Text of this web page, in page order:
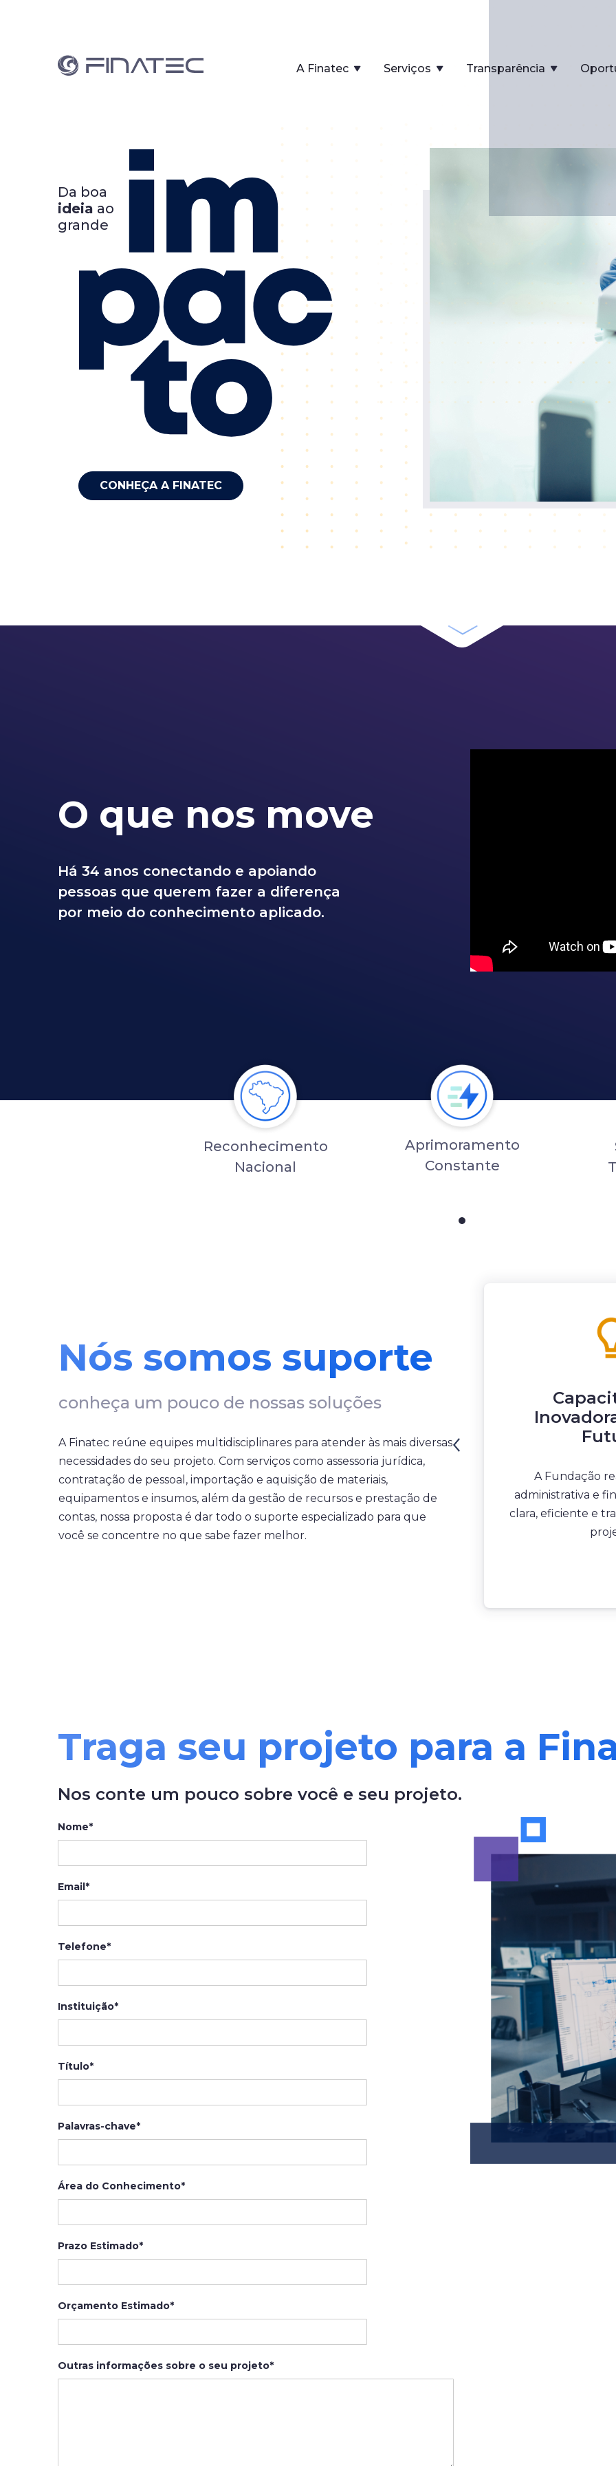
A Finatec Serviços Transparência
Da boa
ideia ao
grande
CONHEÇA A FINATEC
O que nos move
Há 34 anos conectando e apoiando
pessoas que querem fazer a diferença
por meio do conhecimento aplicado.
Reconhecimento
Nacional
Aprimoramento
Constante
1
Nós somos suporte
conheça um pouco de nossas soluções
A Finatec reúne equipes multidisciplinares para atender às mais diversas
necessidades do seu projeto. Com serviços como assessoria jurídica,
contratação de pessoal, importação e aquisição de materiais,
equipamentos e insumos, além da gestão de recursos e prestação de
contas, nossa proposta é dar todo o suporte especializado para que
você se concentre no que sabe fazer melhor.
Apoio à Projetos
A Fundação realiza a gestão
administrativa e financeira de forma
clara, eficiente e transparente do seu
projeto.
A Fundação
administrativa e
clara, eficiente e
Traga seu projeto para a
Nos conte um pouco sobre você e seu projeto.
Nome*
Email*
Telefone*
Instituição*
Título*
Palavras-chave*
Área do Conhecimento*
Prazo Estimado*
Orçamento Estimado*
Outras informações sobre o seu projeto*